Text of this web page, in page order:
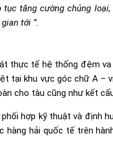
tăng cường chủng
tới ”.
thực tế hệ thống đệm
tại khu vực góc chữ A –
cho tàu cũng như kết
hợp kỹ thuật và định
hải quốc tế trên